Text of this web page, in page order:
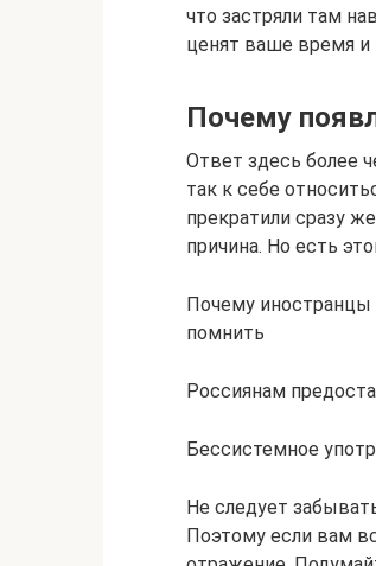
что застряли там
ценят ваше время
Почему
Ответ здесь более
так к себе
прекратили сразу
причина. Но есть
Почему
помнить
Россиянам
Бессистемное
Не следует
Поэтому если вам